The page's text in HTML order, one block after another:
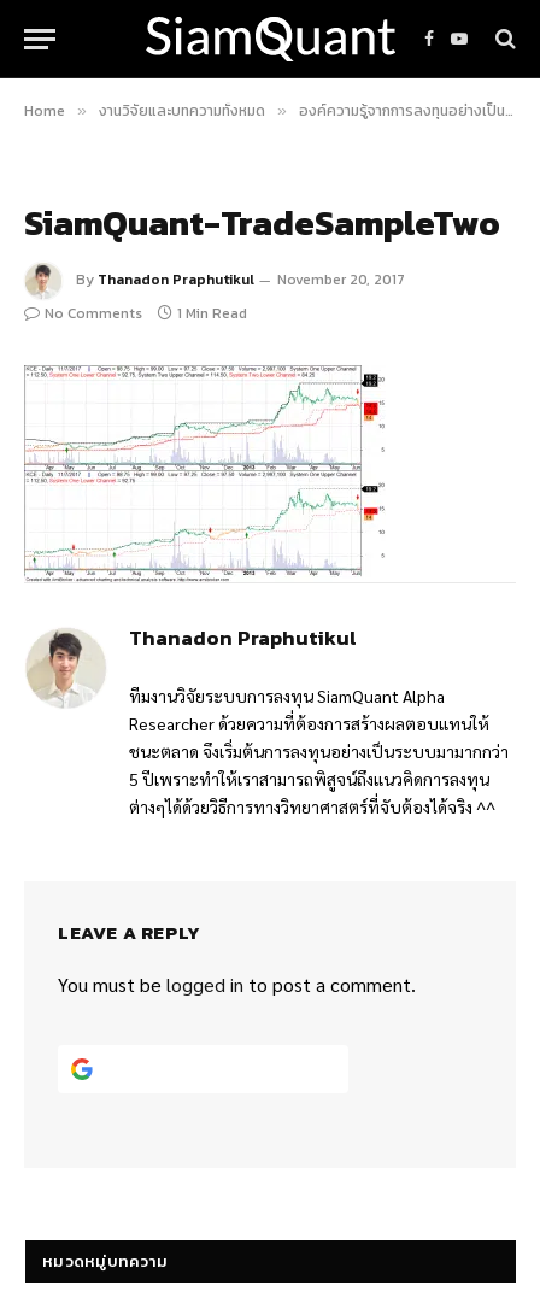
Facebook
YouTube
Home » งานวิจัยและบทความทั้งหมด » องค์ความรู้จากการลงทุนอย่างเป็นระบบ
SiamQuant-TradeSampleTwo
By Thanadon Praphutikul
November 20, 2017
No Comments
1 Min Read
Thanadon Praphutikul
ทีมงานวิจัยระบบการลงทุน SiamQuant Alpha
Researcher ด้วยความที่ต้องการสร้างผลตอบแทนให้
ชนะตลาด จึงเริ่มต้นการลงทุนอย่างเป็นระบบมามากกว่า
5 ปีเพราะทำให้เราสามารถพิสูจน์ถึงแนวคิดการลงทุน
ต่างๆได้ด้วยวิธีการทางวิทยาศาสตร์ที่จับต้องได้จริง ^^
LEAVE A REPLY
You must be logged in to post a comment.
หมวดหมู่บทความ